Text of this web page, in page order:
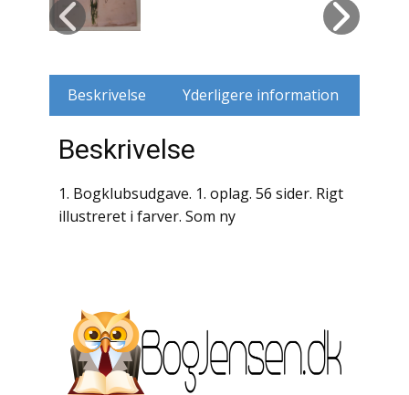
Husdyr
Jernbaner
Kirkehistorie / Religion
Krige / Slag
Landbrug / Skovbrug
Litteraturhistorie
Beskrivelse Yderligere information
Beskrivelse
1. Bogklubsudgave. 1. oplag. 56 sider. Rigt
illustreret i farver. Som ny